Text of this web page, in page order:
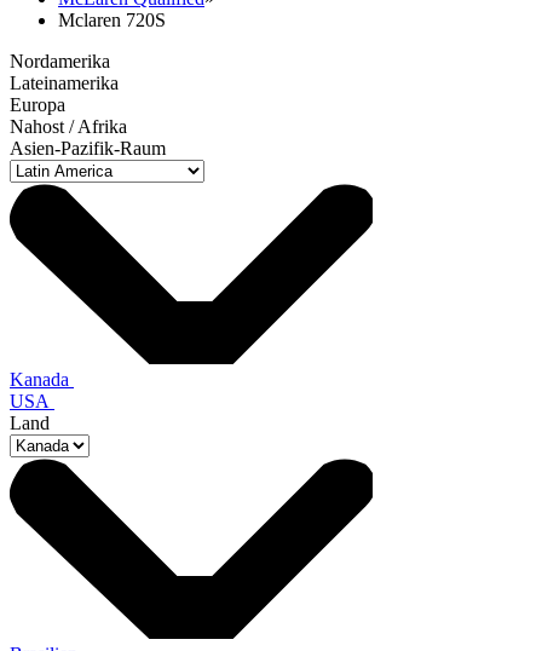
Mclaren 720S
Nordamerika
Lateinamerika
Europa
Nahost / Afrika
Asien-Pazifik-Raum
Kanada
USA
Land